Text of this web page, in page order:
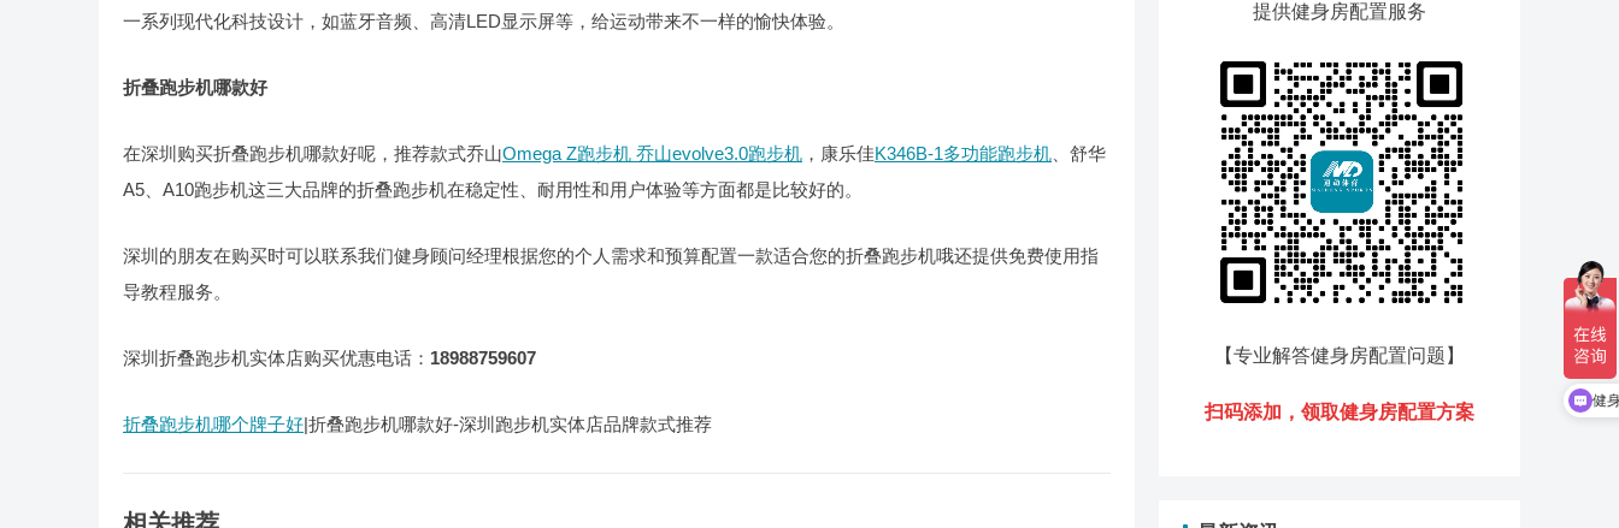
一系列现代化科技设计，如蓝牙音频、高清LED显示屏等，给运动带来不一样的愉快体验。
折叠跑步机哪款好
在深圳购买折叠跑步机哪款好呢，推荐款式乔山Omega Z跑步机 乔山evolve3.0跑步机 ，康乐佳K346B-1多功能跑步机 、舒华
A5、A10跑步机这三大品牌的折叠跑步机在稳定性、耐用性和用户体验等方面都是比较好的。
深圳的朋友在购买时可以联系我们健身顾问经理根据您的个人需求和预算配置一款适合您的折叠跑步机哦还提供免费使用指
导教程服务。
深圳折叠跑步机实体店购买优惠电话： 18988759607
折叠跑步机哪个牌子好|折叠跑步机哪款好-深圳跑步机实体店品牌款式推荐
提供健身房配置服务
【专业解答健身房配置问题 】
扫码添加，领取健身房配置方案
健